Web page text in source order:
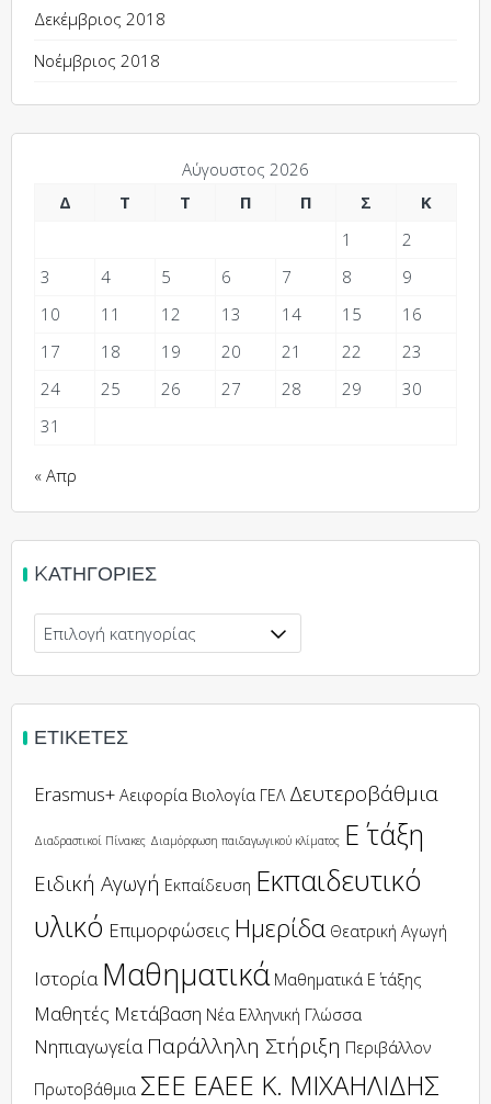
Δεκέμβριος 2018
Νοέμβριος 2018
Αύγουστος 2026
Δ
Τ Τ Π Π Σ
Κ
1
2
3
4 5 6 7 8
9
10
11 12 13 14 15
16
17
18 19 20 21 22
23
24
25 26 27 28 29
30
31
« Απρ
KΑΤΗΓΟΡΊΕΣ
Kατηγορίες
ΕΤΙΚΈΤΕΣ
Erasmus+ Αειφορία Βιολογία ΓΕΛ Δευτεροβάθμια
Διαδραστικοί Πίνακες Διαμόρφωση παιδαγωγικού κλίματος Ε΄ τάξη
Ειδική Αγωγή Εκπαίδευση Εκπαιδευτικό
υλικό Επιμορφώσεις Ημερίδα Θεατρική Αγωγή
Ιστορία Μαθηματικά Μαθηματικά Ε΄ τάξης
Μαθητές Μετάβαση Νέα Ελληνική Γλώσσα
Νηπιαγωγεία Παράλληλη Στήριξη Περιβάλλον
Πρωτοβάθμια ΣΕΕ ΕΑΕΕ Κ. ΜΙΧΑΗΛΙΔΗΣ